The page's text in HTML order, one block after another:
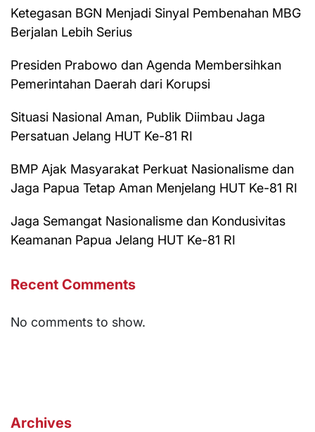
Ketegasan BGN Menjadi Sinyal Pembenahan MBG
Berjalan Lebih Serius
Presiden Prabowo dan Agenda Membersihkan
Pemerintahan Daerah dari Korupsi
Situasi Nasional Aman, Publik Diimbau Jaga
Persatuan Jelang HUT Ke-81 RI
BMP Ajak Masyarakat Perkuat Nasionalisme dan
Jaga Papua Tetap Aman Menjelang HUT Ke-81 RI
Jaga Semangat Nasionalisme dan Kondusivitas
Keamanan Papua Jelang HUT Ke-81 RI
Recent Comments
No comments to show.
Archives